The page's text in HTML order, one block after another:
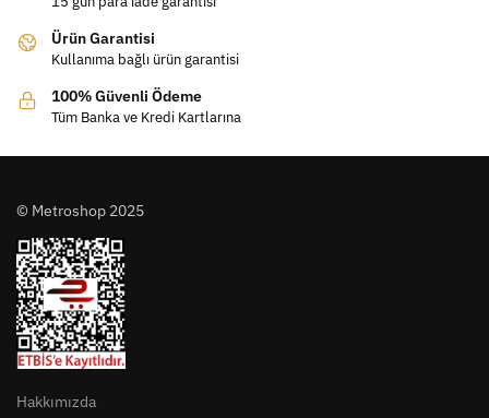
Ürün Garantisi
Kullanıma bağlı ürün garantisi
100% Güvenli Ödeme
Tüm Banka ve Kredi Kartlarına
© Metroshop 2025
Hakkımızda